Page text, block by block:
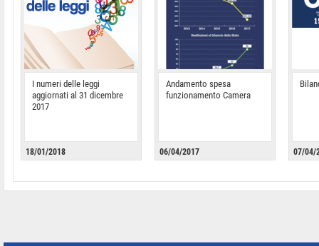
I numeri delle leggi
aggiornati al 31 dicembre
2017
18/01/2018
Andamento spesa
funzionamento Camera
06/04/2017 07/04/